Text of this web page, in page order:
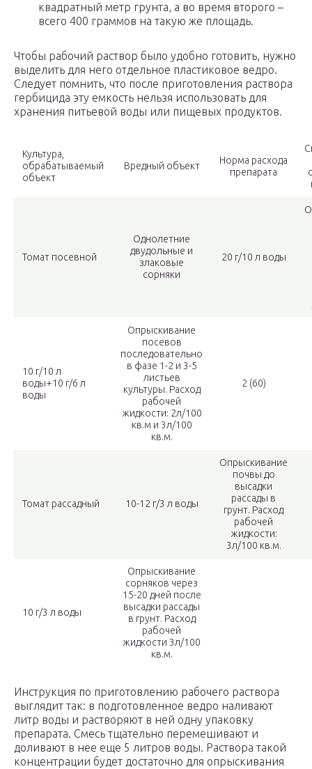
квадратный метр грунта, а во время второго –
всего 400 граммов на такую же площадь.
Чтобы рабочий раствор было удобно готовить, нужно
выделить для него отдельное пластиковое ведро.
Следует помнить, что после приготовления раствора
гербицида эту емкость нельзя использовать для
хранения питьевой воды или пищевых продуктов.
Культура,
обрабатываемый
объект
Вредный объект
Норма расхода
препарата
Томат посевной
Однолетние
двудольные и
злаковые
сорняки
20 г/10 л воды
10 г/10 л
воды+10 г/6 л
воды
Опрыскивание
посевов
последовательно
в фазе 1-2 и 3-5
листьев
культуры. Расход
рабочей
жидкости: 2л/100
кв.м и 3л/100
кв.м.
2 (60)
Томат рассадный 10-12 г/3 л воды
Опрыскивание
почвы до
высадки
рассады в
грунт. Расход
рабочей
жидкости:
3л/100 кв.м.
10 г/3 л воды
Опрыскивание
сорняков через
15-20 дней после
высадки рассады
в грунт. Расход
рабочей
жидкости 3л/100
кв.м.
Инструкция по приготовлению рабочего раствора
выглядит так: в подготовленное ведро наливают
литр воды и растворяют в ней одну упаковку
препарата. Смесь тщательно перемешивают и
доливают в нее еще 5 литров воды. Раствора такой
концентрации будет достаточно для опрыскивания